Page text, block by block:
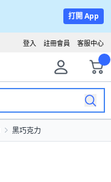
打開 App
客服中心
註冊會員
登入
黑巧克力